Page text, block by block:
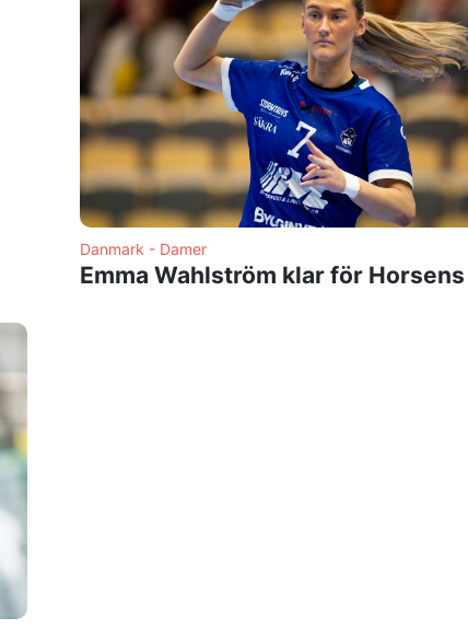
Danmark - Damer
Emma Wahlström klar för Horsens